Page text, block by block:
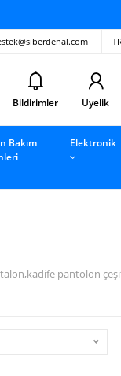
Bildirimler Üyelik
Bakım
Elektronik
pantolon